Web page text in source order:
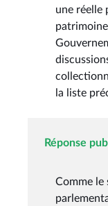
une réelle
la liste
Réponse
Comme le